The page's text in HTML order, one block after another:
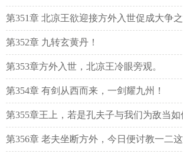
第351章 北凉王欲迎接方外入世促成大争之
第352章 九转玄黄丹！
第353章方外入世，北凉王冷眼旁观。
第354章 有剑从西而来，一剑耀九州！
第355章王上，若是孔夫子与我们为敌当如
第356章 老夫坐断方外，今日便讨教一二